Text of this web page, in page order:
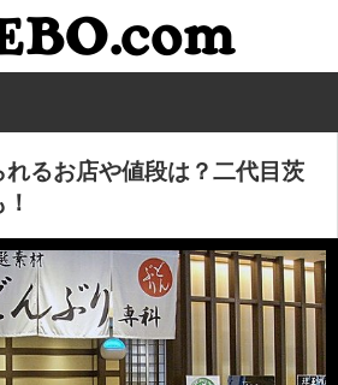
お店や値段は？二代目茨城ビクトリー丼も！
るお店や値段は？二代目茨